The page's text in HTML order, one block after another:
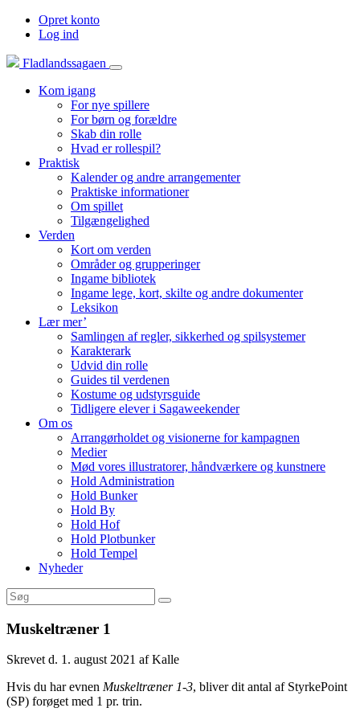
Opret konto
Log ind
Fladlandssagaen
Kom igang
For nye spillere
For børn og forældre
Skab din rolle
Hvad er rollespil?
Praktisk
Kalender og andre arrangementer
Praktiske informationer
Om spillet
Tilgængelighed
Verden
Kort om verden
Områder og grupperinger
Ingame bibliotek
Ingame lege, kort, skilte og andre dokumenter
Leksikon
Lær mer’
Samlingen af regler, sikkerhed og spilsystemer
Karakterark
Udvid din rolle
Guides til verdenen
Kostume og udstyrsguide
Tidligere elever i Sagaweekender
Om os
Arrangørholdet og visionerne for kampagnen
Medier
Mød vores illustratorer, håndværkere og kunstnere
Hold Administration
Hold Bunker
Hold By
Hold Hof
Hold Plotbunker
Hold Tempel
Nyheder
Muskeltræner 1
Skrevet d. 1. august 2021 af Kalle
Hvis du har evnen Muskeltræner 1-3, bliver dit antal af StyrkePoint
(SP) forøget med 1 pr. trin.